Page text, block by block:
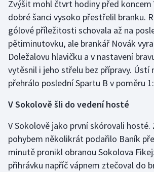
Lezení
Lyže a snowboard
Moderní pětiboj
Motorsport
Parasport
Plavání
Zvýšit mohl čtvrt hodiny před koncem
dobré šanci vysoko přestřelil branku.
gólové příležitosti schovala až na
pětiminutovku, ale brankář Novák
Doležalovu hlavičku a v nastavení
vytěsnil i jeho střelu bez přípravy. Ústí
přehrálo poslední Spartu B v poměru
V Sokolově šli do vedení hosté
V Sokolově jako první skórovali hosté.
pohybem několikrát podařilo Baník
minutě pronikl obranou Sokolova
přihrávku napříč vápnem ztečoval do